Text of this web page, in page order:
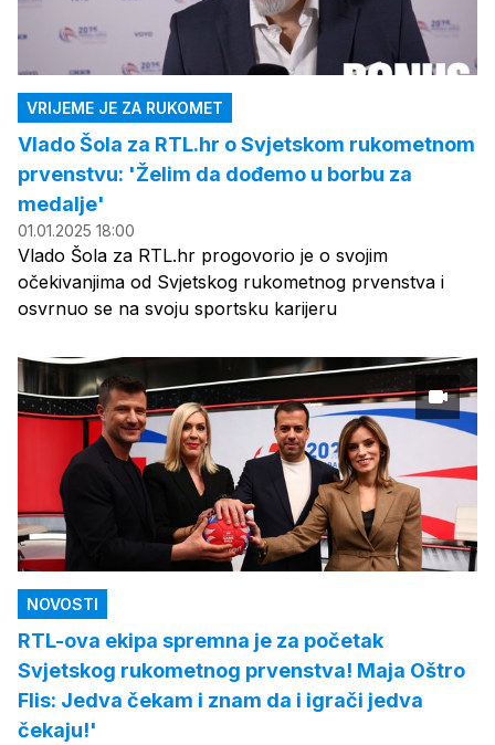
VRIJEME JE ZA RUKOMET
Vlado Šola za RTL.hr o Svjetskom rukometnom
prvenstvu: 'Želim da dođemo u borbu za
medalje'
01.01.2025 18:00
Vlado Šola za RTL.hr progovorio je o svojim
očekivanjima od Svjetskog rukometnog prvenstva i
osvrnuo se na svoju sportsku karijeru
NOVOSTI
RTL-ova ekipa spremna je za početak
Svjetskog rukometnog prvenstva! Maja Oštro
Flis: Jedva čekam i znam da i igrači jedva
čekaju!'